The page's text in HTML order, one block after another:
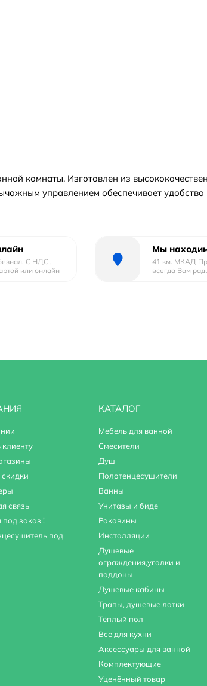
комнаты. Изготовлен из
управлением обеспечивает
С НДС ,
или онлайн
Мы
41 км. МКАД
всегда Вам
связь
под заказ !
под
КАТАЛОГ
Мебель для ванной
Смесители
Душ
Полотенцесушители
Ванны
Унитазы и биде
Раковины
Инсталляции
Душевые
ограждения,уголки и
поддоны
Душевые кабины
Трапы, душевые лотки
Тёплый пол
Все для кухни
Аксессуары для ванной
Комплектующие
Уценённый товар